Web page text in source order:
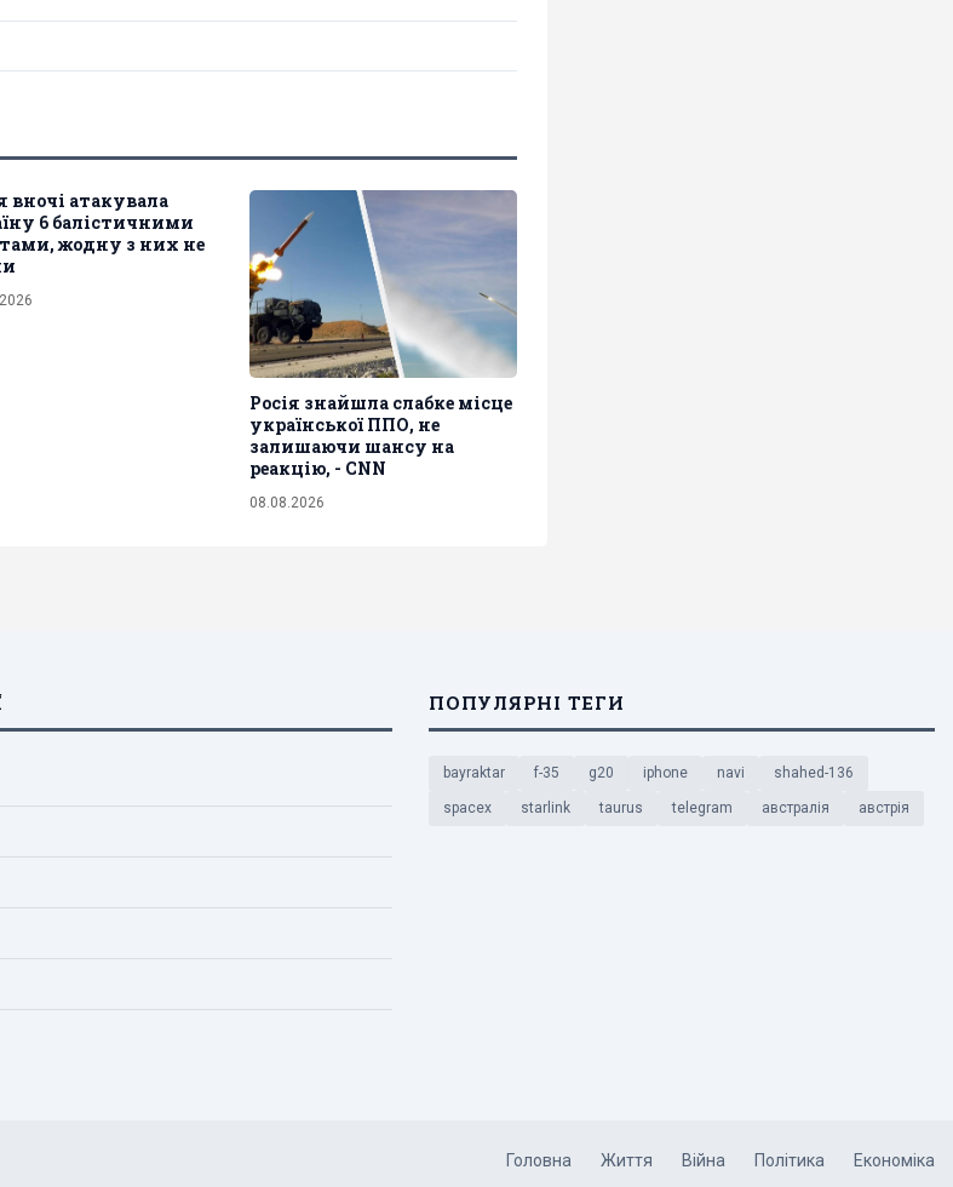
вночі атакувала
6 балістичними
жодну з них не
Росія знайшла слабке місце
української ППО, не
залишаючи шансу на
реакцію, - CNN
08.08.2026
ПОПУЛЯРНІ ТЕГИ
bayraktar f-35 g20 iphone navi shahed-136
spacex starlink taurus telegram австралія австрія
Головна Життя Війна Політика Економіка